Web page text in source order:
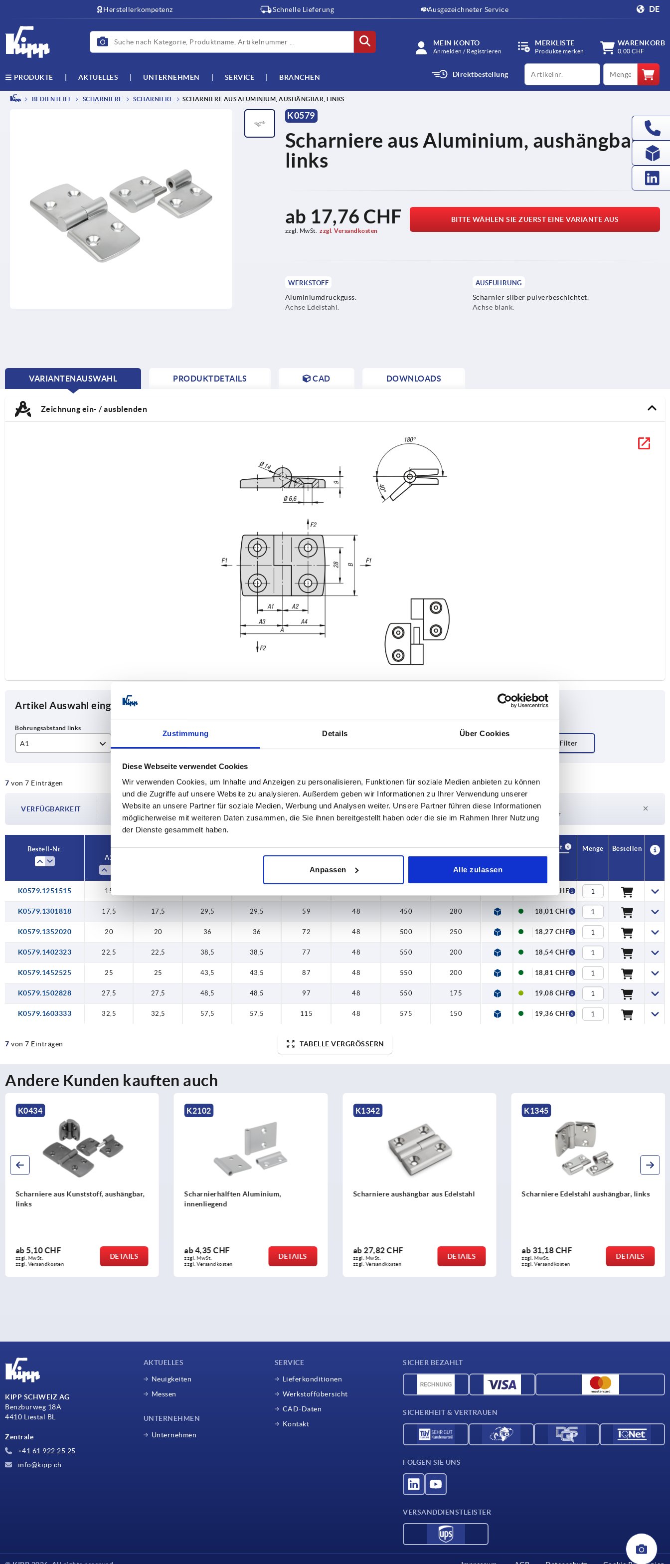
Zustimmung Details Über Cookies
Diese Webseite verwendet Cookies
Wir verwenden Cookies, um Inhalte und Anzeigen zu personalisieren, Funktionen für soziale Medien anbieten zu können
und die Zugriffe auf unsere Website zu analysieren. Außerdem geben wir Informationen zu Ihrer Verwendung unserer
Website an unsere Partner für soziale Medien, Werbung und Analysen weiter. Unsere Partner führen diese Informationen
möglicherweise mit weiteren Daten zusammen, die Sie ihnen bereitgestellt haben oder die sie im Rahmen Ihrer Nutzung
der Dienste gesammelt haben.
Anpassen Alle zulassen
Herstellerkompetenz Schnelle Lieferung Ausgezeichneter Service DE
MEIN KONTO
Anmelden / Registrieren
MERKLISTE
Produkte merken
WARENKORB
0,00 CHF
PRODUKTE AKTUELLES UNTERNEHMEN SERVICE BRANCHEN Direktbestellung
productCode qty
BEDIENTEILE SCHARNIERE SCHARNIERE SCHARNIERE AUS ALUMINIUM, AUSHÄNGBAR, LINKS
K0579
Scharniere aus Aluminium, aushängbar,
links
ab 17,76 CHF
zzgl. MwSt. zzgl. Versandkosten
BITTE WÄHLEN SIE ZUERST EINE VARIANTE AUS
WERKSTOFF
Aluminiumdruckguss.
Achse Edelstahl.
AUSFÜHRUNG
Scharnier silber pulverbeschichtet.
Achse blank.
VARIANTENAUSWAHL
CURRENT
PRODUKTDETAILS CAD DOWNLOADS
Zeichnung ein- / ausblenden
Artikel Auswahl eingrenzen
A1
17,5
22,5
32,5
15
17,5
20
26
29,5
36
29,5
36
57,5
59
72
115
7 von 7 Einträgen TABELLE VERGRÖSSERN
VERFÜGBARKEIT
Die Verfügbarkeiten werden in regelmäßigen Abständen mehrmals täglich aktualisiert.
Im finalen Schritt vor Abschluss Ihrer Bestellung erfahren Sie das bestätigte
Versanddatum.
1-3 Tage
Lieferzeit auf Anfrage
4-20 Tage
Derzeit nicht auf Lager
Bestell-Nr.
A1
A B F1 N F2 N
CAD
Verfügbarkeit
Preis
Menge Bestellen
K0579.1251515 15 17,76 CHF
K0579.1301818 17,5 17,5 29,5 29,5 59 48 450 280 18,01 CHF
K0579.1352020 20 20 36 36 72 48 500 250 18,27 CHF
K0579.1402323 22,5 22,5 38,5 38,5 77 48 550 200 18,54 CHF
K0579.1452525 25 25 43,5 43,5 87 48 550 200 18,81 CHF
K0579.1502828 27,5 27,5 48,5 48,5 97 48 550 175 19,08 CHF
K0579.1603333 32,5 32,5 57,5 57,5 115 48 575 150 19,36 CHF
7 von 7 Einträgen TABELLE VERGRÖSSERN
Andere Kunden kauften auch
K2102
Scharnierhälften Aluminium,
innenliegend
ab4,35 CHF
zzgl. MwSt.
zzgl. Versandkosten
DETAILS
K1342
Scharniere aushängbar aus Edelstahl
ab27,82 CHF
zzgl. MwSt.
zzgl. Versandkosten
DETAILS
K1345
Scharniere Edelstahl aushängbar, links
ab31,18 CHF
zzgl. MwSt.
zzgl. Versandkosten
DETAILS
K1004
Scharniere aus Kunststoff mit
ab3,86 CHF
zzgl. MwSt.
zzgl. Versandkosten
DETAILS
KIPP SCHWEIZ AG
Benzburweg 18A
4410 Liestal BL
Zentrale
+41 61 922 25 25
info@kipp.ch
AKTUELLES
Neuigkeiten
Messen
UNTERNEHMEN
Unternehmen
SERVICE
Lieferkonditionen
Werkstoffübersicht
CAD-Daten
Kontakt
SICHER BEZAHLT
SICHERHEIT & VERTRAUEN
FOLGEN SIE UNS
VERSANDDIENSTLEISTER